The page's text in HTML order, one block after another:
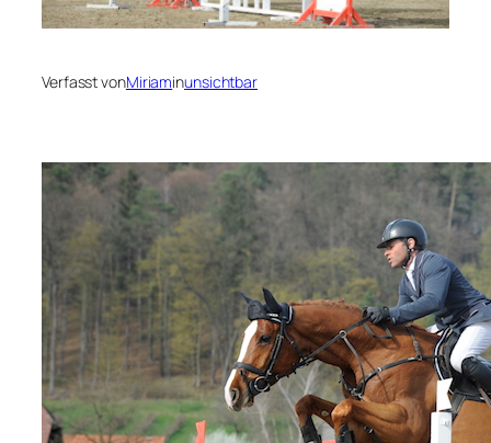
Verfasst vonMiriaminunsichtbar